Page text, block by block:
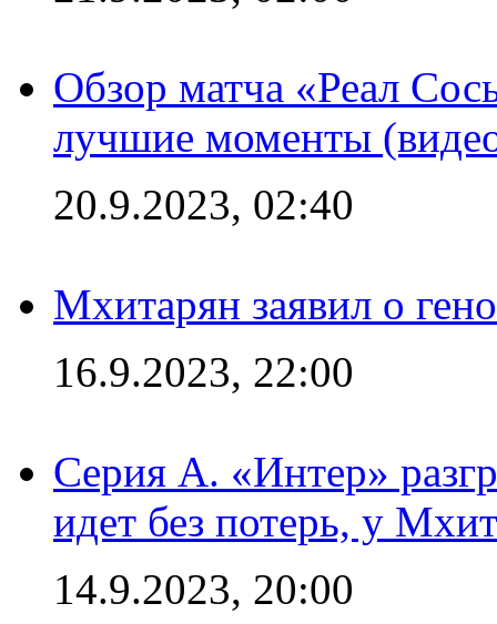
Обзор матча «Реал
лучшие моменты
20.9.2023, 02:40
Мхитарян заявил о
16.9.2023, 22:00
Серия А. «Интер»
идет без потерь, у
14.9.2023, 20:00